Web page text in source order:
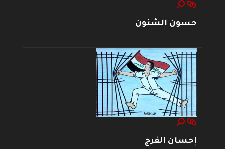
حسون الشنون
إحسان الفرج